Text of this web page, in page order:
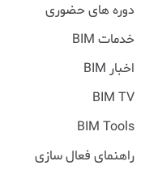
دوره های حضوری
خدمات BIM
اخبار BIM
BIM TV
BIM Tools
راهنمای فعال سازی